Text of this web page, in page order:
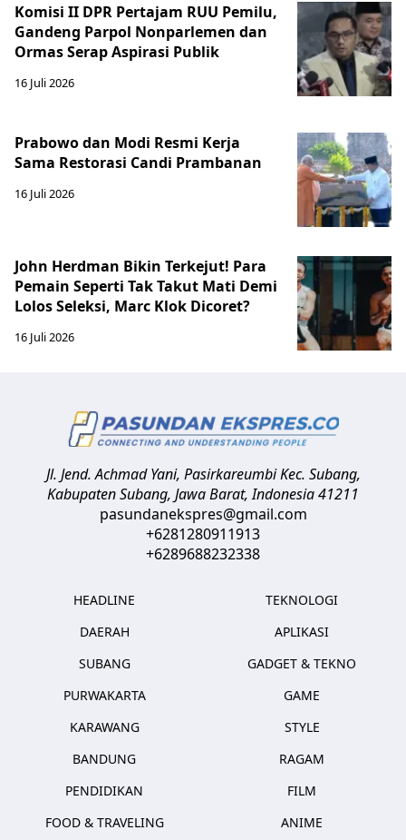
Komisi II DPR Pertajam RUU Pemilu,
Gandeng Parpol Nonparlemen dan
Ormas Serap Aspirasi Publik
16 Juli 2026
Prabowo dan Modi Resmi Kerja
Sama Restorasi Candi Prambanan
16 Juli 2026
John Herdman Bikin Terkejut! Para
Pemain Seperti Tak Takut Mati Demi
Lolos Seleksi, Marc Klok Dicoret?
16 Juli 2026
Jl. Jend. Achmad Yani, Pasirkareumbi Kec. Subang,
Kabupaten Subang, Jawa Barat,Indonesia41211
pasundanekspres@gmail.com
+6281280911913
+6289688232338
HEADLINE
DAERAH
SUBANG
PURWAKARTA
KARAWANG
BANDUNG
PENDIDIKAN
FOOD & TRAVELING
TEKNOLOGI
APLIKASI
GADGET & TEKNO
GAME
STYLE
RAGAM
FILM
ANIME